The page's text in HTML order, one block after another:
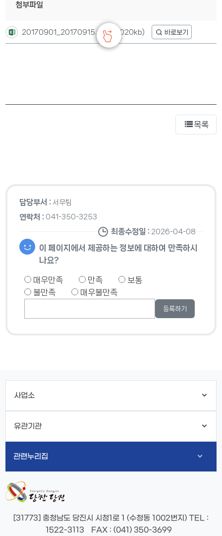
첨부파일
20170901_20170915.xls(15,020kb)
목록
담당부서 : 서무팀
연락처 : 041-350-3253
최종수정일 : 2026-04-08
이 페이지에서 제공하는 정보에 대하여 만족하시
나요?
매우만족 만족
보통
불만족
매우불만족
사업소
유관기관
관련누리집
[31773] 충청남도 당진시 시청1로 1 (수청동 1002번지) TEL :
1522-3113
FAX: (041) 350-3699